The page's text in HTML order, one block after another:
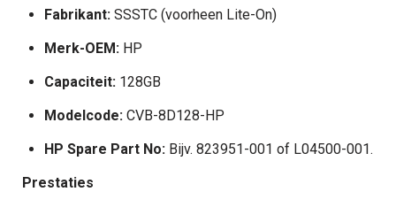
Fabrikant: SSSTC (voorheen Lite-On)
Merk-OEM: HP
Capaciteit: 128GB
Modelcode: CVB-8D128-HP
HP Spare Part No: Bijv. 823951-001 of L04500-001.
Prestaties